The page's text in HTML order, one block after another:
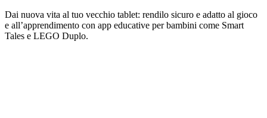
Dai nuova vita al tuo vecchio tablet: rendilo sicuro e adatto al gioco
e all’apprendimento con app educative per bambini come Smart
Tales e LEGO Duplo.